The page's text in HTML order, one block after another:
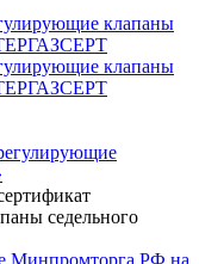
клапаны
седельного